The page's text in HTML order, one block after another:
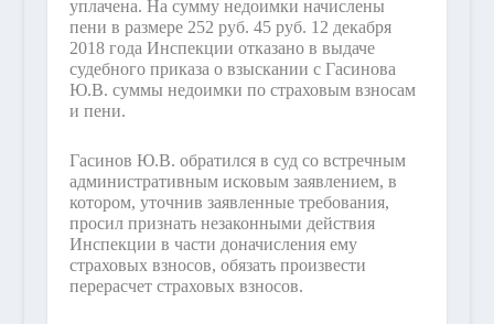
уплачена. На сумму недоимки начислены
пени в размере 252 руб. 45 руб. 12 декабря
2018 года Инспекции отказано в выдаче
судебного приказа о взыскании с Гасинова
Ю.В. суммы недоимки по страховым взносам
и пени.
Гасинов Ю.В. обратился в суд со встречным
административным исковым заявлением, в
котором, уточнив заявленные требования,
просил признать незаконными действия
Инспекции в части доначисления ему
страховых взносов, обязать произвести
перерасчет страховых взносов.